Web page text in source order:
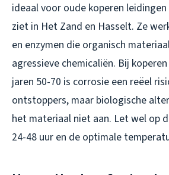
ideaal voor oude koperen
ziet in Het Zand en Hasselt. Ze
en enzymen die organisch
agressieve chemicaliën. Bij
jaren 50-70 is corrosie een reëel
ontstoppers, maar biologische
het materiaal niet aan. Let wel op
24-48 uur en de optimale